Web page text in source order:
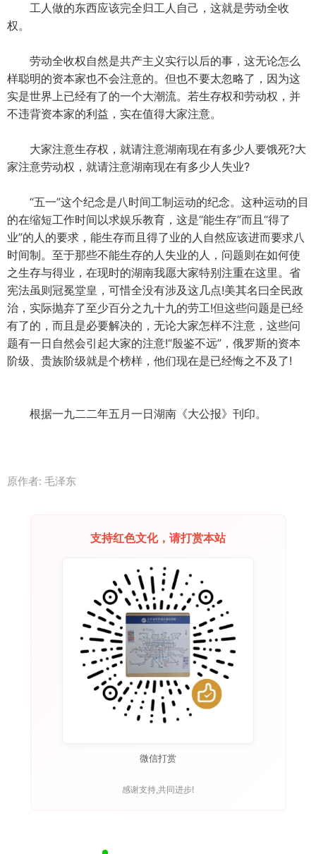
工人做的东西应该完全归工人自己，这就是劳动全收
权。
劳动全收权自然是共产主义实行以后的事，这无论怎么
样聪明的资本家也不会注意的。但也不要太忽略了，因为这
实是世界上已经有了的一个大潮流。若生存权和劳动权，并
不违背资本家的利益，实在值得大家注意。
大家注意生存权，就请注意湖南现在有多少人要饿死?大
家注意劳动权，就请注意湖南现在有多少人失业?
“五一”这个纪念是八时间工制运动的纪念。这种运动的目
的在缩短工作时间以求娱乐教育，这是“能生存”而且“得了
业”的人的要求，能生存而且得了业的人自然应该进而要求八
时间制。至于那些不能生存的人失业的人，问题则在如何使
之生存与得业，在现时的湖南我愿大家特别注重在这里。省
宪法虽则冠冕堂皇，可惜全没有涉及这几点!美其名曰全民政
治，实际抛弃了至少百分之九十九的劳工!但这些问题是已经
有了的，而且是必要解决的，无论大家怎样不注意，这些问
题有一日自然会引起大家的注意!“殷鉴不远”，俄罗斯的资本
阶级、贵族阶级就是个榜样，他们现在是已经悔之不及了!
根据一九二二年五月一日湖南《大公报》刊印。
原作者: 毛泽东
支持红色文化，请打赏本站
微信打赏
感谢支持,共同进步!